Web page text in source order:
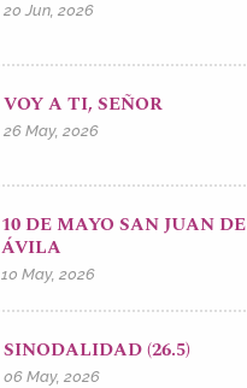
20 Jun, 2026
VOY A TI, SEÑOR
26 May, 2026
10 DE MAYO SAN JUAN DE
ÁVILA
10 May, 2026
SINODALIDAD (26.5)
06 May, 2026